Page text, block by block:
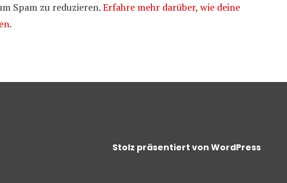
Spam zu reduzieren.Erfahre mehr darüber, wie deine
.
Stolz präsentiert von WordPress